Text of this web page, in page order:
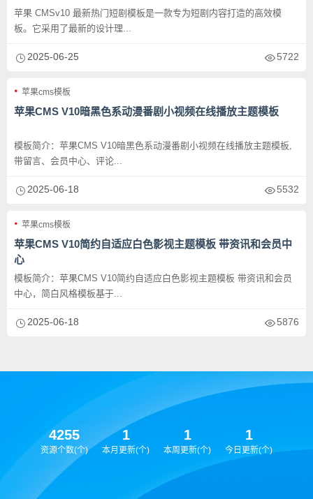
苹果 CMSv10 最新热门短剧模板是一款专为短剧内容打造的高效模
板。它采用了最新的设计理...
2025-06-25 5722
苹果cms模板
苹果CMS V10暗黑色系动漫番剧小视频在线播放主题模板
模板简介：苹果CMS V10暗黑色系动漫番剧小视频在线播放主题模板,
带留言、会员中心、评论...
2025-06-18 5532
苹果cms模板
苹果CMS V10简约自适应白色影视主题模板 带资讯和会员中
心
模板简介：苹果CMS V10简约自适应白色影视主题模板 带资讯和会员
中心，简白风格模板基于...
2025-06-18 5876
4255
资源个数(个)
1
本月更新(个)
1
本周更新(个)
1
今日更新(个)